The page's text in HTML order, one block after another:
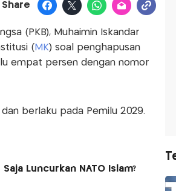
Share
(PKB), Muhaimin Iskandar
( MK) soal penghapusan
empat persen dengan nomor
berlaku pada Pemilu 2029.
Luncurkan NATO Islam?